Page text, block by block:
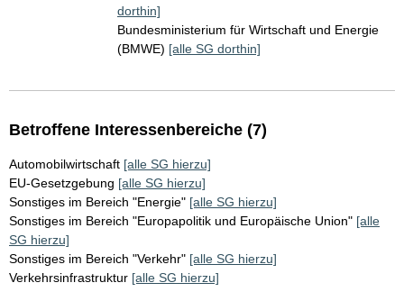
dorthin]
Bundesministerium für Wirtschaft und Energie
(BMWE) [alle SG dorthin]
Betroffene Interessenbereiche (7)
Automobilwirtschaft [alle SG hierzu]
EU-Gesetzgebung [alle SG hierzu]
Sonstiges im Bereich "Energie" [alle SG hierzu]
Sonstiges im Bereich "Europapolitik und Europäische Union" [alle
SG hierzu]
Sonstiges im Bereich "Verkehr" [alle SG hierzu]
Verkehrsinfrastruktur [alle SG hierzu]